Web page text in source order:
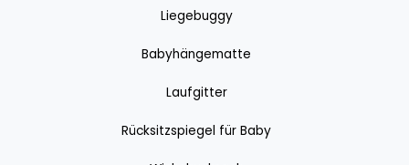
Liegebuggy
Babyhängematte
Laufgitter
Rücksitzspiegel für Baby